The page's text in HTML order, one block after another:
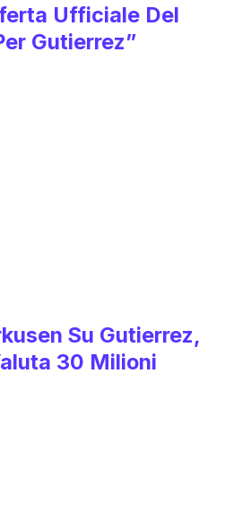
Ufficiale Del
Gutierrez”
Su Gutierrez,
30 Milioni